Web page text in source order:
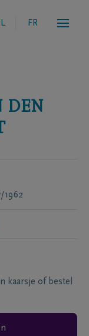
FR
DEN
1962
kaarsje of bestel